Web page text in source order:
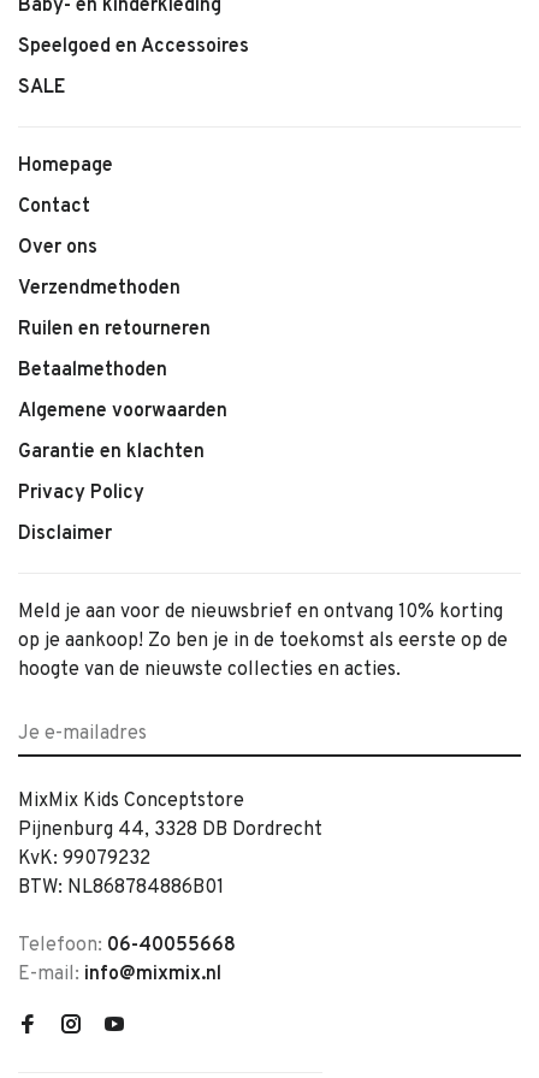
Baby- en kinderkleding
Speelgoed en Accessoires
SALE
Homepage
Contact
Over ons
Verzendmethoden
Ruilen en retourneren
Betaalmethoden
Algemene voorwaarden
Garantie en klachten
Privacy Policy
Disclaimer
Meld je aan voor de nieuwsbrief en ontvang 10% korting
op je aankoop! Zo ben je in de toekomst als eerste op de
hoogte van de nieuwste collecties en acties.
MixMix Kids Conceptstore
Pijnenburg 44, 3328 DB Dordrecht
KvK: 99079232
BTW: NL868784886B01
Telefoon: 06-40055668
E-mail: info@mixmix.nl